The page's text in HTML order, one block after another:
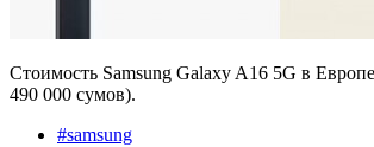
Стоимость Samsung Galaxy A16 5G в
490 000 сумов).
#samsung